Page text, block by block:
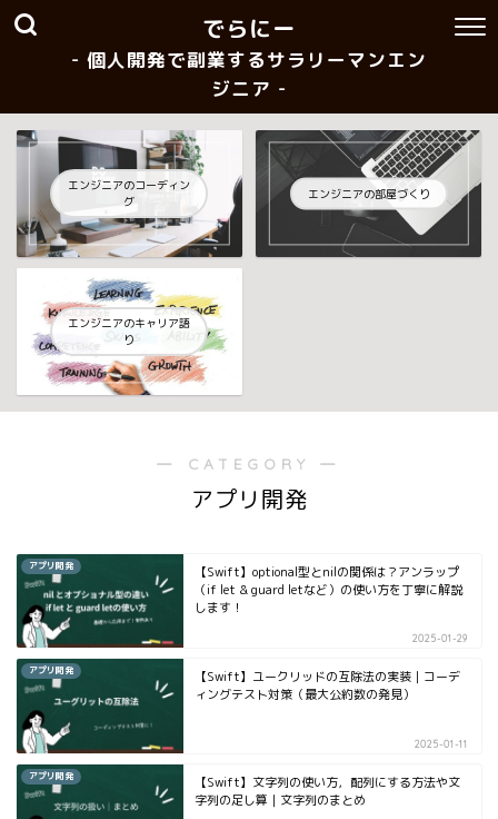
でらにー
- 個人開発で副業するサラリーマンエン
ジニア -
エンジニアのコーディン
グ
エンジニアの部屋づくり
エンジニアのキャリア語
り
― CATEGORY ―
アプリ開発
アプリ開発
【Swift】optional型とnilの関係は？アンラップ
（if let & guard letなど）の使い方を丁寧に解説
します！
2025-01-29
アプリ開発
【Swift】ユークリッドの互除法の実装｜コーデ
ィングテスト対策（最大公約数の発見）
2025-01-11
アプリ開発
【Swift】文字列の使い方，配列にする方法や文
字列の足し算｜文字列のまとめ